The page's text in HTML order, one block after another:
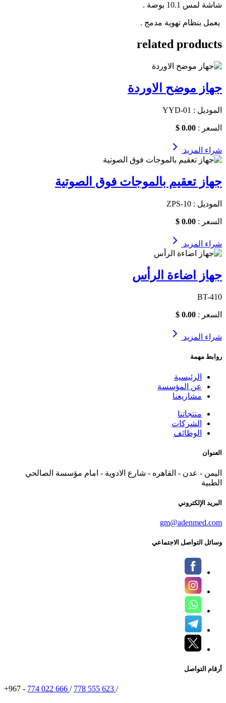
شاشة لمس 10.1 بوصة .
يعمل بنظام تهوية مدمج .
related products
جهاز موضح الاوردة
الموديل : YYD-01
السعر : 0.00 $
شراء المزيد
جهاز تعقيم بالموجات فوق الصوتية
الموديل : ZPS-10
السعر : 0.00 $
شراء المزيد
جهاز اضاءة الرأس
BT-410
السعر : 0.00 $
شراء المزيد
روابط مهمة
الرئيسية
عن المؤسسة
مشاريعنا
منتجاتنا
الشركات
الوظائف
العنوان
اليمن - عدن - القاهره - شارع الادوية - امام مؤسسة الصالحي
الطبية
البريد الإلكتروني
gm@adenmed.com
وسائل التواصل الاجتماعي
أرقام التواصل
+967 - 774 022 666 / 778 555 623 /